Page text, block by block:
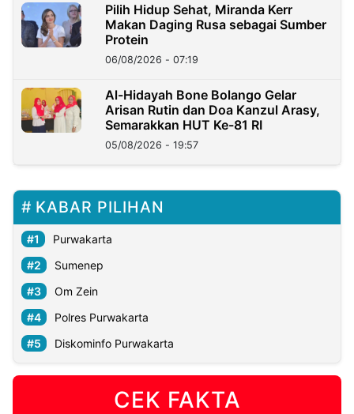
Pilih Hidup Sehat, Miranda Kerr
Makan Daging Rusa sebagai Sumber
Protein
06/08/2026 - 07:19
Al-Hidayah Bone Bolango Gelar
Arisan Rutin dan Doa Kanzul Arasy,
Semarakkan HUT Ke-81 RI
05/08/2026 - 19:57
KABAR PILIHAN
Purwakarta
Sumenep
Om Zein
Polres Purwakarta
Diskominfo Purwakarta
CEK FAKTA